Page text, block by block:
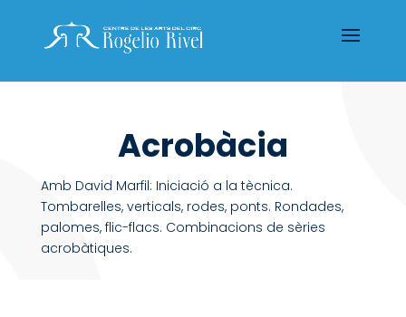
Acrobàcia
Amb David Marfil: Iniciació a la tècnica.
Tombarelles, verticals, rodes, ponts. Rondades,
palomes, flic-flacs. Combinacions de sèries
acrobàtiques.